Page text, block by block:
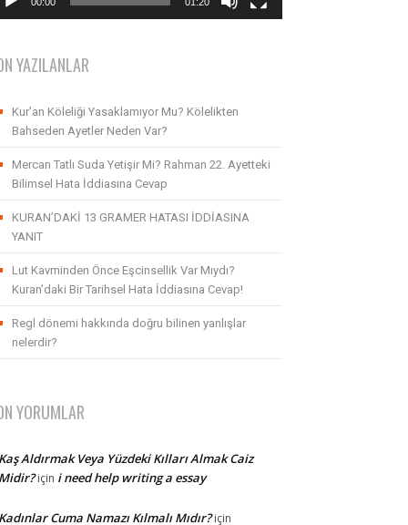
YAZILANLAR
Kur’an Köleliği Yasaklamıyor Mu? Kölelikten
Bahseden Ayetler Neden Var?
Mercan Tatlı Suda Yetişir Mi? Rahman 22. Ayetteki
Bilimsel Hata İddiasına Cevap
KURAN’DAKİ 13 GRAMER HATASI İDDİASINA
YANIT
Lut Kavminden Önce Eşcinsellik Var Mıydı?
Kuran’daki Bir Tarihsel Hata İddiasına Cevap!
Regl dönemi hakkında doğru bilinen yanlışlar
nelerdir?
YORUMLAR
Aldırmak Veya Yüzdeki Kılları Almak Caiz
için i need help writing a essay
Cuma Namazı Kılmalı Mıdır?için